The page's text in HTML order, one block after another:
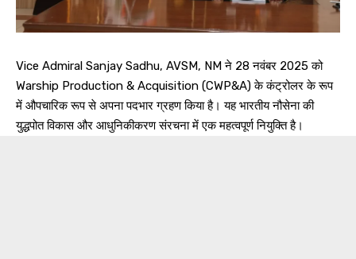
Vice Admiral Sanjay Sadhu, AVSM, NM ने 28 नवंबर 2025 को
Warship Production & Acquisition (CWP&A) के कंट्रोलर के रूप
में औपचारिक रूप से अपना पदभार ग्रहण किया है। यह भारतीय नौसेना की
युद्धपोत विकास और आधुनिकीकरण संरचना में एक महत्वपूर्ण नियुक्ति है।